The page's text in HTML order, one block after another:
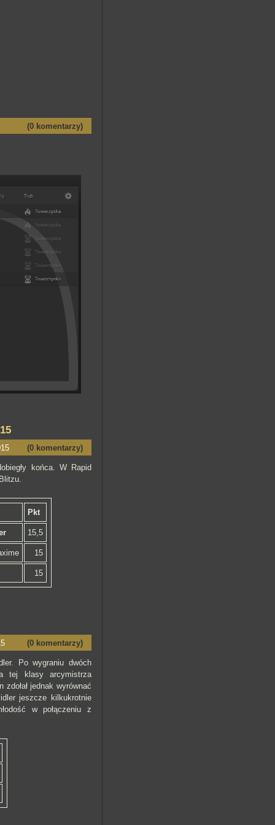
(0 komentarzy)
(0 komentarzy)
końca. W Rapid
Pkt
15,5
15
15
(0 komentarzy)
Po wygraniu dwóch
tej klasy arcymistrza
jednak wyrównać
jeszcze kilkukrotnie
w połączeniu z